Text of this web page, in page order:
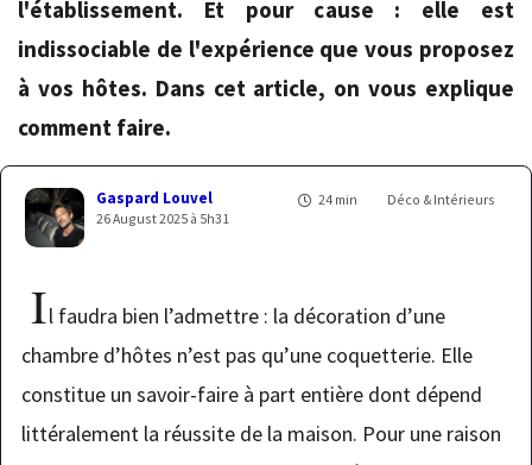
l'établissement. Et pour cause : elle est
indissociable de l'expérience que vous proposez
à vos hôtes. Dans cet article, on vous explique
comment faire.
24 min Déco & Intérieurs
Gaspard Louvel
26 August 2025 à 5h31
Il faudra bien l’admettre : la décoration d’une
chambre d’hôtes n’est pas qu’une coquetterie. Elle
constitue un savoir-faire à part entière dont dépend
littéralement la réussite de la maison. Pour une raison